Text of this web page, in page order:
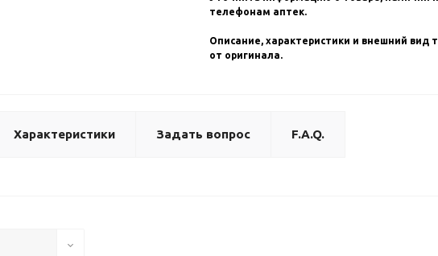
телефонам аптек.
Описание, характеристики и внешний вид
от оригинала.
Характеристики Задать вопрос F.A.Q.